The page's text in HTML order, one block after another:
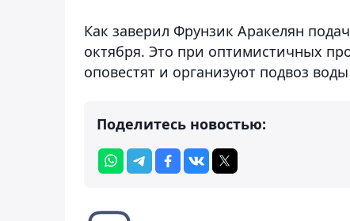
Как заверил Фрунзик Аракелян
октября. Это при оптимистичных
оповестят и организуют подвоз
Поделитесь новостью: